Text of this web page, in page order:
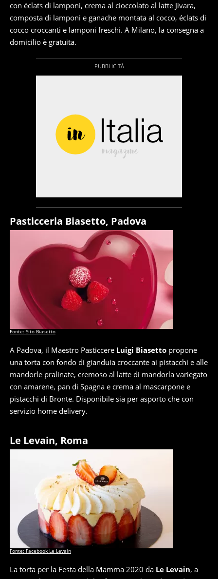
con éclats di lamponi, crema al cioccolato al latte Jivara,
composta di lamponi e ganache montata al cocco, éclats di
cocco croccanti e lamponi freschi. A Milano, la consegna a
domicilio è gratuita.
Pasticceria Biasetto, Padova
Fonte: Sito Biasetto
A Padova, il Maestro Pasticcere Luigi Biasetto propone
una torta con fondo di gianduia croccante ai pistacchi e alle
mandorle pralinate, cremoso al latte di mandorla variegato
con amarene, pan di Spagna e crema al mascarpone e
pistacchi di Bronte. Disponibile sia per asporto che con
servizio home delivery.
Le Levain, Roma
Fonte: Facebook Le Levain
La torta per la Festa della Mamma 2020 da Le Levain, a